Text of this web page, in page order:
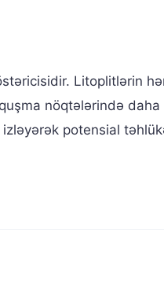
Litoplitlərin
nöqtələrində
potensial